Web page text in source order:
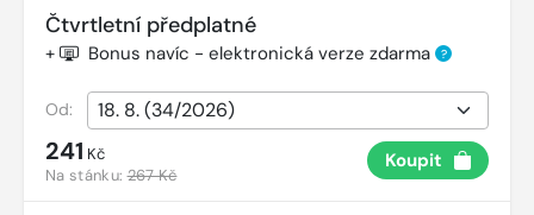
Čtvrtletní předplatné
+ Bonus navíc - elektronická verze zdarma ?
Od:
241 Kč
Na stánku:267 Kč
Koupit